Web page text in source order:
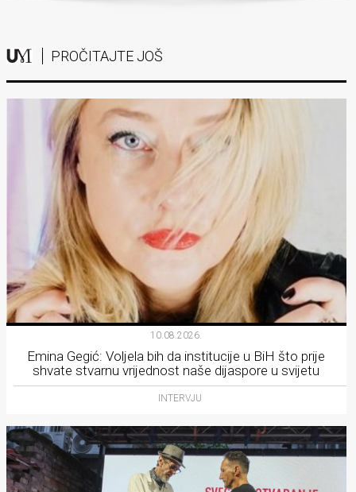
PROČITAJTE JOŠ
10.08.2026.
Emina Gegić: Voljela bih da institucije u BiH što prije
shvate stvarnu vrijednost naše dijaspore u svijetu
INTERVJU